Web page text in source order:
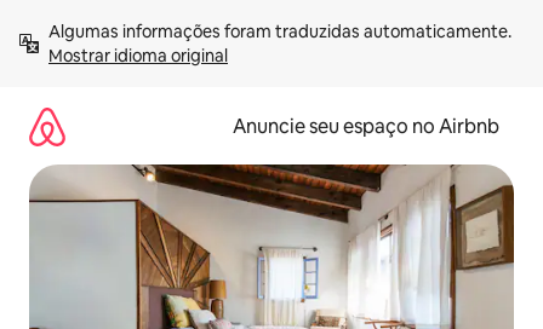
para
Mostrar idioma original
Anuncie seu espaço no Airbnb